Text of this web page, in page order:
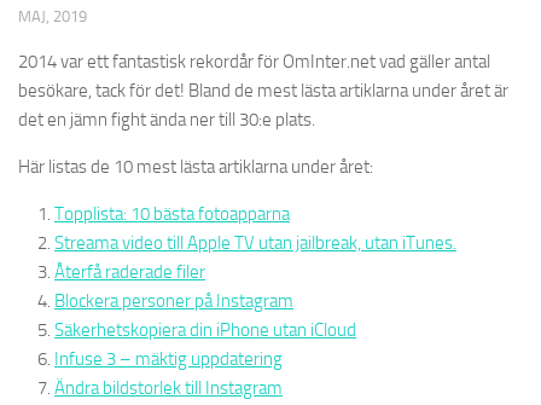
MAJ, 2019
2014 var ett fantastisk rekordår för OmInter.net vad gäller antal
besökare, tack för det! Bland de mest lästa artiklarna under året är
det en jämn fight ända ner till 30:e plats.
Här listas de 10 mest lästa artiklarna under året:
Topplista: 10 bästa fotoapparna
Streama video till Apple TV utan jailbreak, utan iTunes.
Återfå raderade filer
Blockera personer på Instagram
Säkerhetskopiera din iPhone utan iCloud
Infuse 3 – mäktig uppdatering
Ändra bildstorlek till Instagram